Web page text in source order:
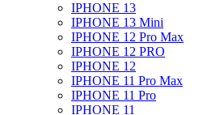
IPHONE 13
IPHONE 13 Mini
IPHONE 12 Pro Max
IPHONE 12 PRO
IPHONE 12
IPHONE 11 Pro Max
IPHONE 11 Pro
IPHONE 11